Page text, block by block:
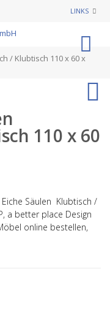
LINKS
/ Klubtisch 110 x 60 x
110 x 60
Säulen Klubtisch /
a better place Design
online bestellen,